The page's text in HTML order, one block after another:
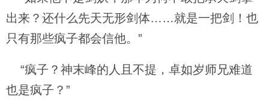
出来？还什么先天无形剑体……就是一把剑！也
只有那些疯子都会信他。”
“疯子？神末峰的人且不提，卓如岁师兄难道
也是疯子？”